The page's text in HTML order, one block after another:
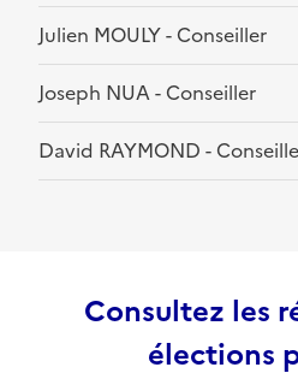
Julien MOULY - Conseiller
Joseph NUA - Conseiller
David RAYMOND -
Consultez les
élections